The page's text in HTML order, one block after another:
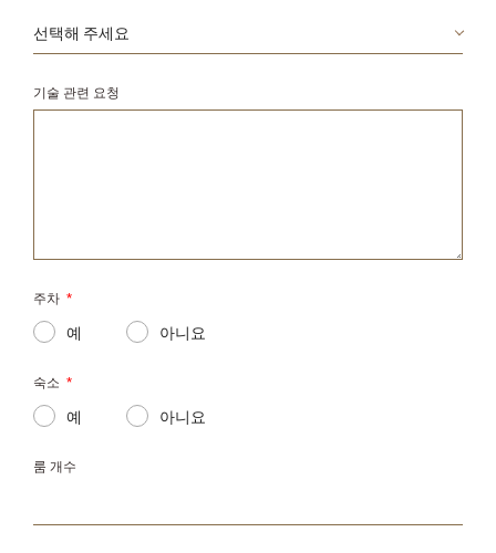
기술 관련 요청
주차 *
예 아니요
숙소 *
예 아니요
룸 개수